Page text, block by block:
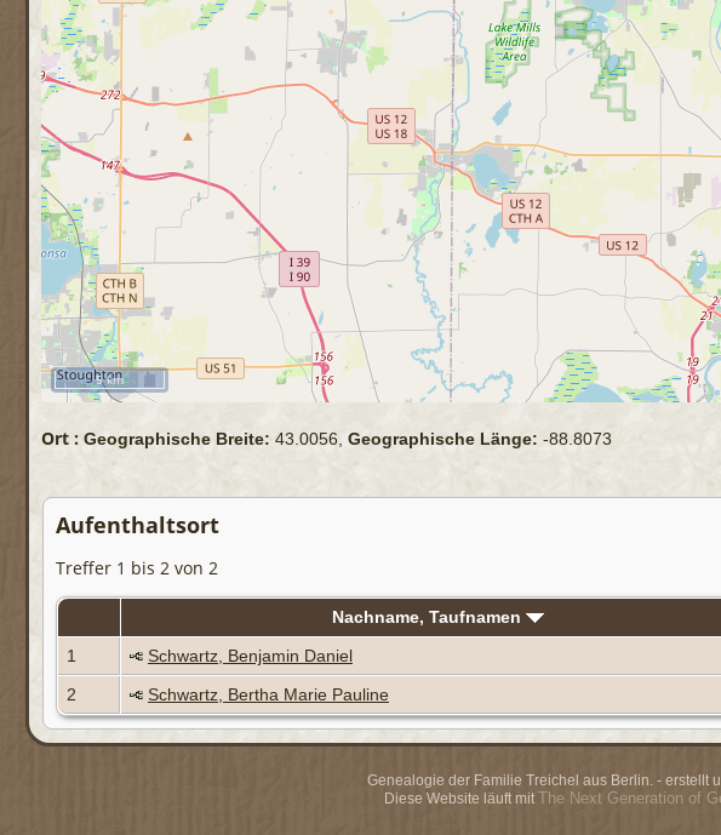
5 km
Ort : Geographische Breite:43.0056, Geographische Länge: -88.8073
Aufenthaltsort
Treffer 1 bis 2 von 2
Nachname, Taufnamen
1
Schwartz, Benjamin Daniel
2
Schwartz, Bertha Marie Pauline
Genealogie der Familie Treichel aus Berlin. - erstellt
Diese Website läuft mit The Next Generation of